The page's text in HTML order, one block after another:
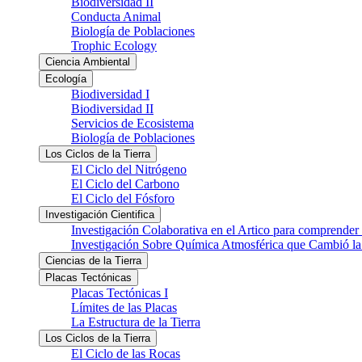
Conducta Animal
Biología de Poblaciones
Trophic Ecology
Ciencia Ambiental
Ecología
Biodiversidad I
Biodiversidad II
Servicios de Ecosistema
Biología de Poblaciones
Los Ciclos de la Tierra
El Ciclo del Nitrógeno
El Ciclo del Carbono
El Ciclo del Fósforo
Investigación Cientifica
Investigación Colaborativa en el Artico para
Investigación Sobre Química Atmosférica que Cambió
Ciencias de la Tierra
Placas Tectónicas
Placas Tectónicas I
Límites de las Placas
La Estructura de la Tierra
Los Ciclos de la Tierra
El Ciclo de las Rocas